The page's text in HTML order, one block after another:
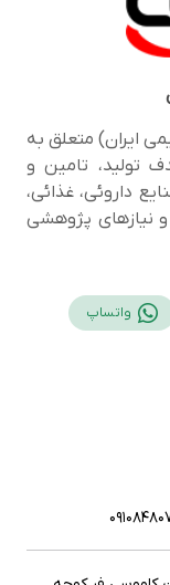
ایران) متعلق به
تولید، تامین و
داروئی، غذائی،
و نیازهای پژوهشی
واتساپ